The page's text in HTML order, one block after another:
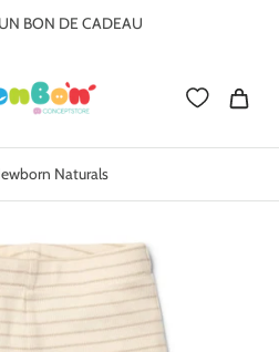
BON DE CADEAU
Naturals